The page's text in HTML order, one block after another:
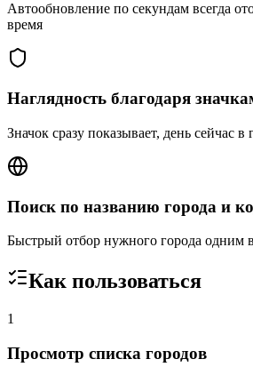
Автообновление по секундам всегда
время
Наглядность благодаря
Значок сразу показывает, день сейчас в
Поиск по названию города и
Быстрый отбор нужного города одним
Как пользоваться
1
Просмотр списка городов